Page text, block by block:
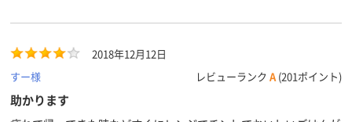
2018年12月12日
すー様
レビューランク A (201ポイント)
助かります